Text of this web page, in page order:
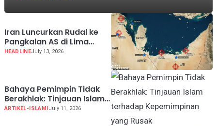
Iran Luncurkan Rudal ke
Pangkalan AS di Lima
Negara Teluk
HEADLINEJuly 13, 2026
Bahaya Pemimpin Tidak
Berakhlak: Tinjauan Islam
terhadap Kepemimpinan
ARTIKEL-ISLAMIJuly 11, 2026